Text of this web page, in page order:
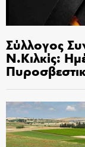
Σύλλογος
Ν.Κιλκίς: